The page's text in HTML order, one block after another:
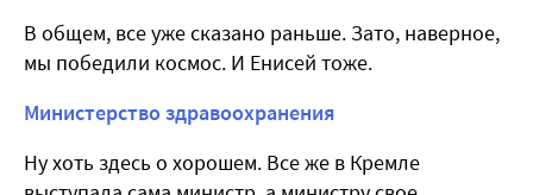
В общем, все уже сказано раньше. Зато, наверное,
мы победили космос. И Енисей тоже.
Министерство здравоохранения
Ну хоть здесь о хорошем. Все же в Кремле